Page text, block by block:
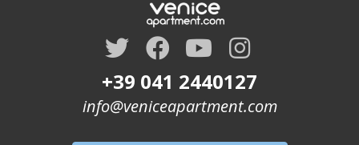
+39 041 2440127
info@veniceapartment.com